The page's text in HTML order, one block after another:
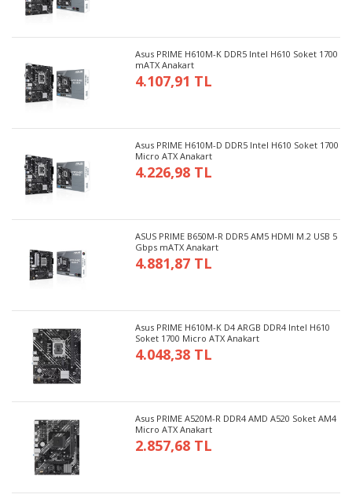
Asus PRIME H610M-K DDR5 Intel H610 Soket 1700
mATX Anakart
4.107,91 TL
Asus PRIME H610M-D DDR5 Intel H610 Soket 1700
Micro ATX Anakart
4.226,98 TL
ASUS PRIME B650M-R DDR5 AM5 HDMI M.2 USB 5
Gbps mATX Anakart
4.881,87 TL
Asus PRIME H610M-K D4 ARGB DDR4 Intel H610
Soket 1700 Micro ATX Anakart
4.048,38 TL
Asus PRIME A520M-R DDR4 AMD A520 Soket AM4
Micro ATX Anakart
2.857,68 TL